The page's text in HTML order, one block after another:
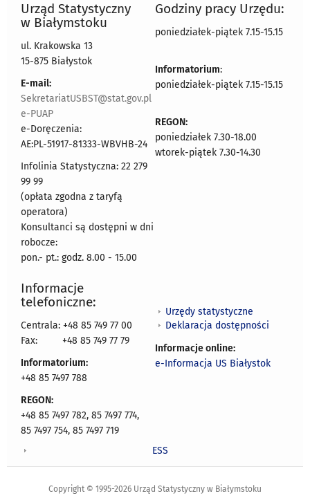
Urząd Statystyczny
w Białymstoku
ul. Krakowska 13
15-875 Białystok
E-mail:
SekretariatUSBST@stat.gov.pl
e-PUAP
e-Doręczenia:
AE:PL-51917-81333-WBVHB-24
Infolinia Statystyczna: 22 279
99 99
(opłata zgodna z taryfą
operatora)
Konsultanci są dostępni w dni
robocze:
pon.- pt.: godz. 8.00 - 15.00
Godziny pracy Urzędu:
poniedziałek-piątek 7.15-15.15
Informatorium:
poniedziałek-piątek 7.15-15.15
REGON:
poniedziałek 7.30-18.00
wtorek-piątek 7.30-14.30
Informacje
telefoniczne:
Centrala: +48 85 749 77 00
Fax:
+48 85 749 77 79
Informatorium:
+48 85 7497 788
REGON:
+48 85 7497 782, 85 7497 774,
85 7497 754, 85 7497 719
Urzędy statystyczne
Deklaracja dostępności
Informacje online:
e-Informacja US Białystok
ESS
Copyright © 1995-2026 Urząd Statystyczny w Białymstoku